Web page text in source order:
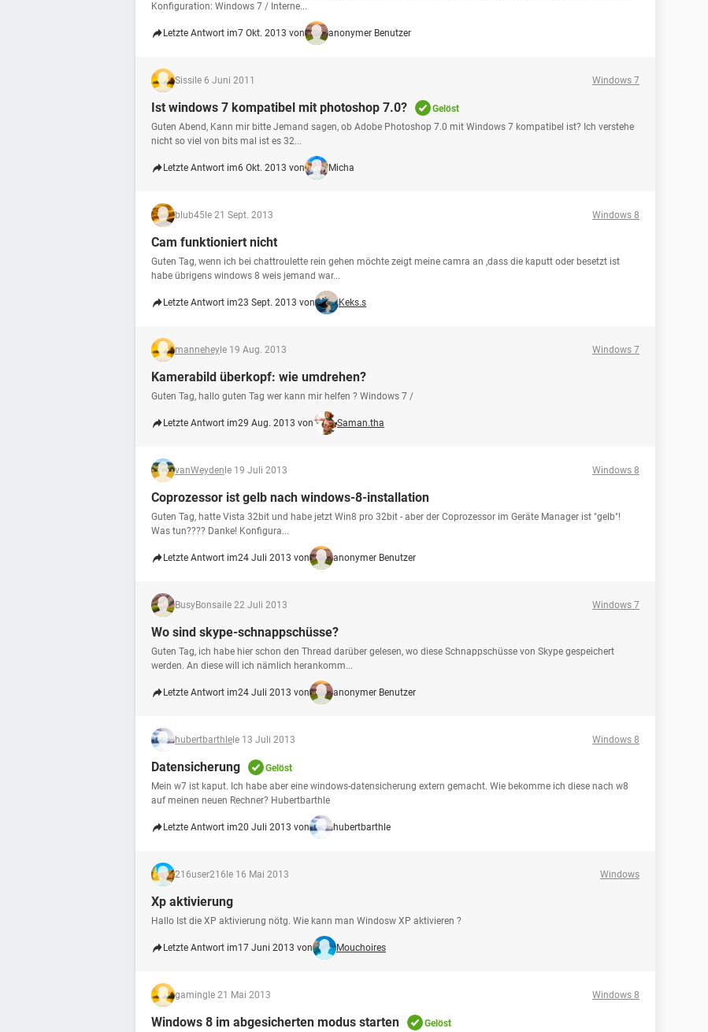
Konfiguration: Windows 7 / Interne...
Letzte Antwort im7 Okt. 2013 von anonymer Benutzer
Sissi le 6 Juni 2011 Windows 7
Ist windows 7 kompatibel mit photoshop 7.0?
Gelöst
Guten Abend, Kann mir bitte Jemand sagen, ob Adobe Photoshop 7.0 mit Windows 7 kompatibel ist? Ich verstehe
nicht so viel von bits mal ist es 32...
Letzte Antwort im6 Okt. 2013 von Micha
blub45 le 21 Sept. 2013 Windows 8
Cam funktioniert nicht
Guten Tag, wenn ich bei chattroulette rein gehen möchte zeigt meine camra an ,dass die kaputt oder besetzt ist
habe übrigens windows 8 weis jemand war...
Letzte Antwort im23 Sept. 2013 von Keks.s
mannehey le 19 Aug. 2013 Windows 7
Kamerabild überkopf: wie umdrehen?
Guten Tag, hallo guten Tag wer kann mir helfen ? Windows 7 /
Letzte Antwort im29 Aug. 2013 von Saman.tha
vanWeyden le 19 Juli 2013 Windows 8
Coprozessor ist gelb nach windows-8-installation
Guten Tag, hatte Vista 32bit und habe jetzt Win8 pro 32bit - aber der Coprozessor im Geräte Manager ist "gelb"!
Was tun???? Danke! Konfigura...
Letzte Antwort im24 Juli 2013 von anonymer Benutzer
BusyBonsai le 22 Juli 2013 Windows 7
Wo sind skype-schnappschüsse?
Guten Tag, ich habe hier schon den Thread darüber gelesen, wo diese Schnappschüsse von Skype gespeichert
werden. An diese will ich nämlich herankomm...
Letzte Antwort im24 Juli 2013 von anonymer Benutzer
hubertbarthle le 13 Juli 2013 Windows 8
Datensicherung
Gelöst
Mein w7 ist kaput. Ich habe aber eine windows-datensicherung extern gemacht. Wie bekomme ich diese nach w8
auf meinen neuen Rechner? Hubertbarthle
Letzte Antwort im20 Juli 2013 von hubertbarthle
216user216 le 16 Mai 2013 Windows
Xp aktivierung
Hallo Ist die XP aktivierung nötg. Wie kann man Windosw XP aktivieren ?
Letzte Antwort im17 Juni 2013 von Mouchoires
gaming le 21 Mai 2013 Windows 8
Windows 8 im abgesicherten modus starten
Gelöst